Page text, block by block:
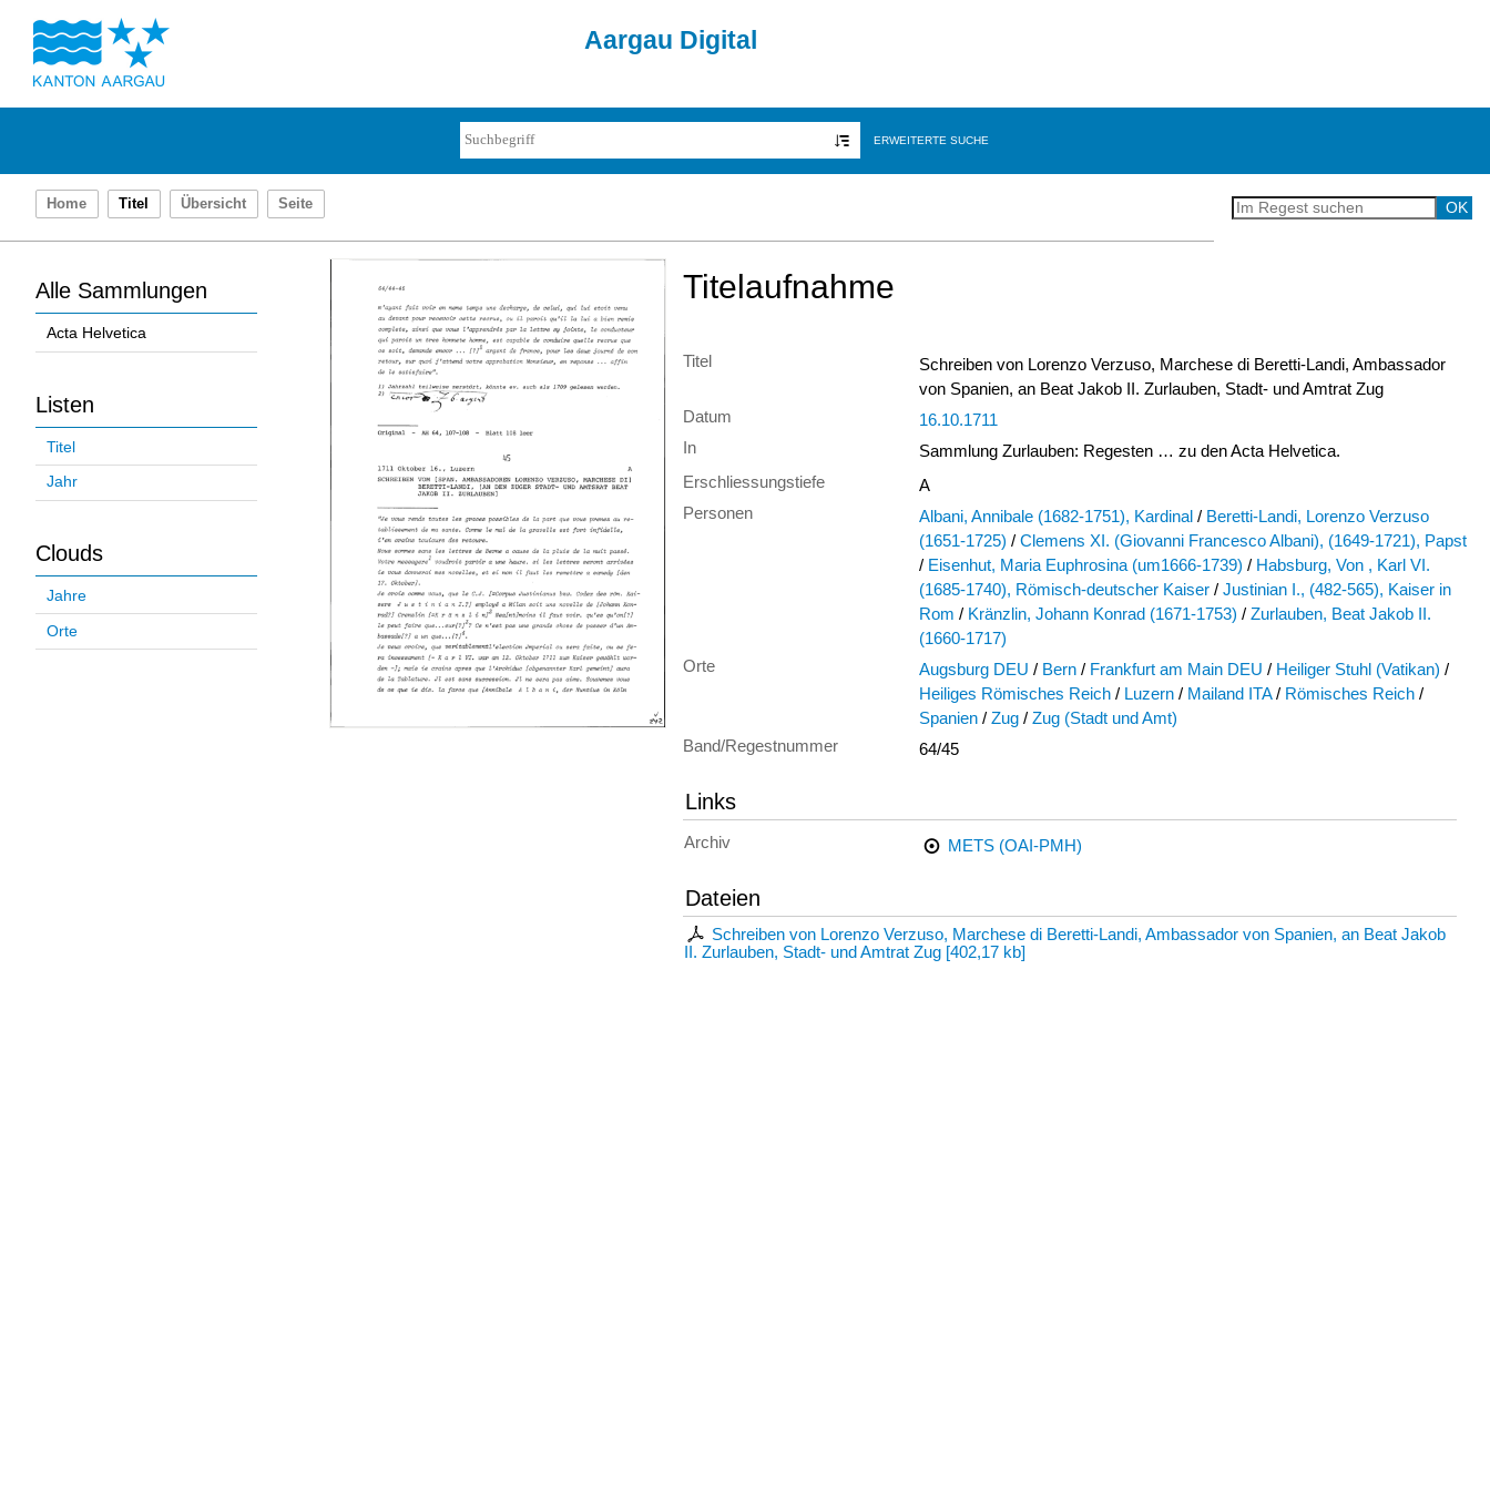
Aargau Digital
ERWEITERTE SUCHE
Home Titel Übersicht Seite
Alle Sammlungen
Acta Helvetica
Listen
Titel
Jahr
Clouds
Jahre
Orte
Titelaufnahme
Titel
Schreiben von Lorenzo Verzuso, Marchese di Beretti-Landi, Ambassador
von Spanien, an Beat Jakob II. Zurlauben, Stadt- und Amtrat Zug
Datum
16.10.1711
In
Sammlung Zurlauben: Regesten … zu den Acta Helvetica.
Erschliessungstiefe
A
Personen
Albani, Annibale (1682-1751), Kardinal / Beretti-Landi, Lorenzo Verzuso
(1651-1725) / Clemens XI. (Giovanni Francesco Albani), (1649-1721), Papst
/ Eisenhut, Maria Euphrosina (um1666-1739) / Habsburg, Von , Karl VI.
(1685-1740), Römisch-deutscher Kaiser / Justinian I., (482-565), Kaiser in
Rom / Kränzlin, Johann Konrad (1671-1753) / Zurlauben, Beat Jakob II.
(1660-1717)
Orte
Augsburg DEU / Bern / Frankfurt am Main DEU / Heiliger Stuhl (Vatikan) /
Heiliges Römisches Reich / Luzern / Mailand ITA / Römisches Reich /
Spanien / Zug / Zug (Stadt und Amt)
Band/Regestnummer
64/45
Links
Archiv METS (OAI-PMH)
Dateien
Schreiben von Lorenzo Verzuso, Marchese di Beretti-Landi, Ambassador von Spanien, an Beat Jakob
II. Zurlauben, Stadt- und Amtrat Zug [402,17 kb]